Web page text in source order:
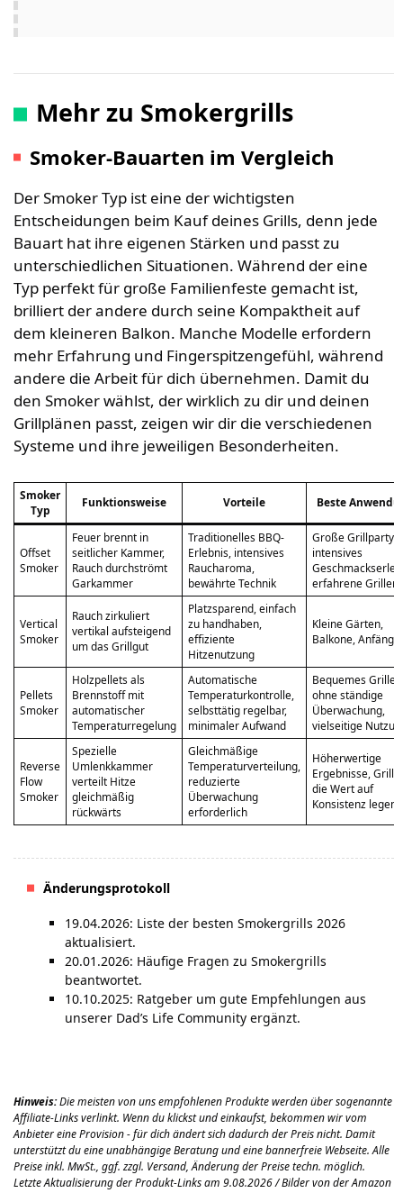
Mehr zu Smokergrills
Smoker-Bauarten im Vergleich
Der Smoker Typ ist eine der wichtigsten
Entscheidungen beim Kauf deines Grills, denn jede
Bauart hat ihre eigenen Stärken und passt zu
unterschiedlichen Situationen. Während der eine
Typ perfekt für große Familienfeste gemacht ist,
brilliert der andere durch seine Kompaktheit auf
dem kleineren Balkon. Manche Modelle erfordern
mehr Erfahrung und Fingerspitzengefühl, während
andere die Arbeit für dich übernehmen. Damit du
den Smoker wählst, der wirklich zu dir und deinen
Grillplänen passt, zeigen wir dir die verschiedenen
Systeme und ihre jeweiligen Besonderheiten.
Smoker
Typ
Funktionsweise Vorteile Beste
Offset
Smoker
Feuer brennt in
seitlicher Kammer,
Rauch durchströmt
Garkammer
Traditionelles BBQ-
Erlebnis, intensives
Raucharoma,
bewährte Technik
Große Grillpartys,
intensives
erfahrene Griller
Vertical
Smoker
Rauch zirkuliert
vertikal aufsteigend
um das Grillgut
Platzsparend, einfach
zu handhaben,
effiziente
Hitzenutzung
Kleine Gärten,
Balkone,
Pellets
Smoker
Holzpellets als
Brennstoff mit
automatischer
Temperaturregelung
Automatische
Temperaturkontrolle,
selbsttätig regelbar,
minimaler Aufwand
Bequemes Grillen
ohne ständige
Überwachung,
vielseitige
Reverse
Flow
Smoker
Spezielle
Umlenkkammer
verteilt Hitze
gleichmäßig
rückwärts
Gleichmäßige
Temperaturverteilung,
reduzierte
Überwachung
erforderlich
Höherwertige
Ergebnisse,
die Wert auf
Konsistenz legen
Änderungsprotokoll
19.04.2026: Liste der besten Smokergrills 2026
aktualisiert.
20.01.2026: Häufige Fragen zu Smokergrills
beantwortet.
10.10.2025: Ratgeber um gute Empfehlungen aus
unserer Dad’s Life Community ergänzt.
Hinweis:Die meisten von uns empfohlenen Produkte werden über sogenannte
Affiliate-Links verlinkt. Wenn du klickst und einkaufst, bekommen wir vom
Anbieter eine Provision - für dich ändert sich dadurch der Preis nicht. Damit
unterstützt du eine unabhängige Beratung und eine bannerfreie Webseite.Alle
Preise inkl. MwSt., ggf. zzgl. Versand, Änderung der Preise techn. möglich.
Letzte Aktualisierung der Produkt-Links am 9.08.2026 / Bilder von der Amazon